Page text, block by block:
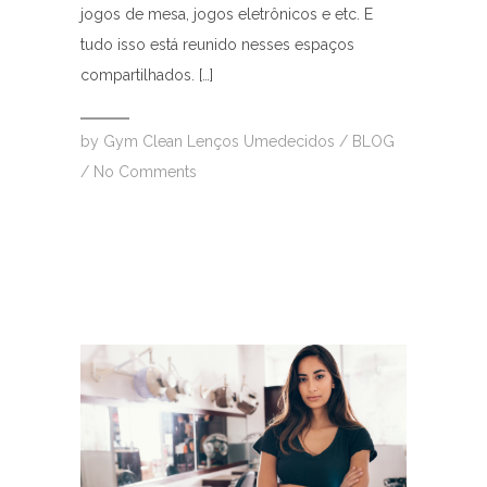
jogos de mesa, jogos eletrônicos e etc. E
tudo isso está reunido nesses espaços
compartilhados. […]
by Gym Clean Lenços Umedecidos / BLOG
/ No Comments